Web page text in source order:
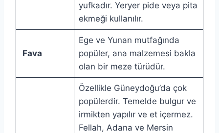
yufkadır. Yeryer pide veya pita
ekmeği kullanılır.
Fava
Ege ve Yunan mutfağında
popüler, ana malzemesi bakla
olan bir meze türüdür.
Özellikle Güneydoğu’da çok
popülerdir. Temelde bulgur ve
irmikten yapılır ve et içermez.
Fellah, Adana ve Mersin